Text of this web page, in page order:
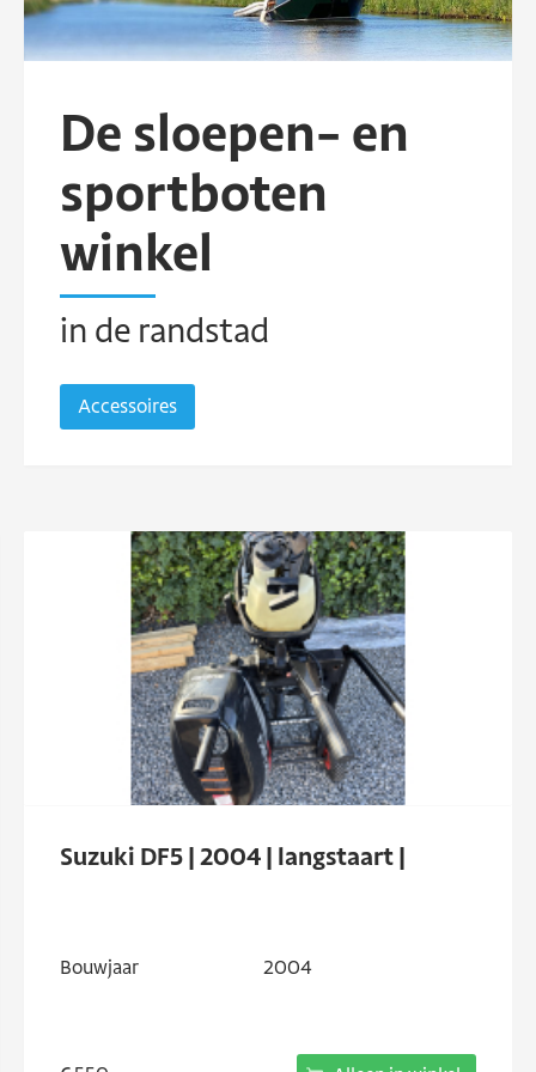
De sloepen- en
sportboten
winkel
in de randstad
Accessoires
Suzuki DF5 | 2004 | langstaart |
Bouwjaar 2004